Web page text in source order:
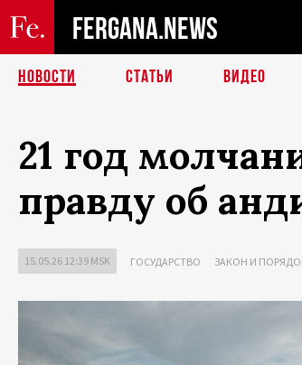
FERGANA.NEWS
НОВОСТИ СТАТЬИ ВИДЕО
21 год
правду об
15.05.26 12:39 MSK ГОСУДАРСТВО ЗАКОН И